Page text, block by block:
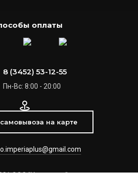
оплаты
8 (3452) 53-12-55
Пн-Вс: 8:00 - 20:00
на карте